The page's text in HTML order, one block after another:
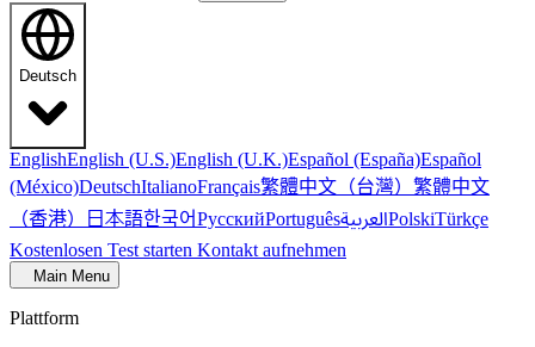
Deutsch
EnglishEnglish (U.S.)English (U.K.)Español (España)Español
(México)DeutschItalianoFrançais繁體中文（台灣） 繁體中文
（香港） 日本語한국어РусскийPortuguêsالعربيةPolskiTürkçe
Kostenlosen Test starten Kontakt aufnehmen
Main Menu
Plattform